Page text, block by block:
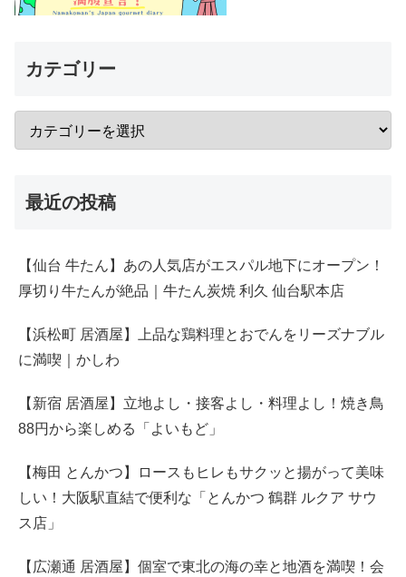
カテゴリー
最近の投稿
【仙台 牛たん】あの人気店がエスパル地下にオープン！
厚切り牛たんが絶品｜牛たん炭焼 利久 仙台駅本店
【浜松町 居酒屋】上品な鶏料理とおでんをリーズナブル
に満喫｜かしわ
【新宿 居酒屋】立地よし・接客よし・料理よし！焼き鳥
88円から楽しめる「よいもど」
【梅田 とんかつ】ロースもヒレもサクッと揚がって美味
しい！大阪駅直結で便利な「とんかつ 鶴群 ルクア サウ
ス店」
【広瀬通 居酒屋】個室で東北の海の幸と地酒を満喫！会